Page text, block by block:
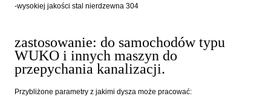
-wysokiej jakości stal nierdzewna 304
zastosowanie: do samochodów typu
WUKO i innych maszyn do
przepychania kanalizacji.
Przybliżone parametry z jakimi dysza może pracować: